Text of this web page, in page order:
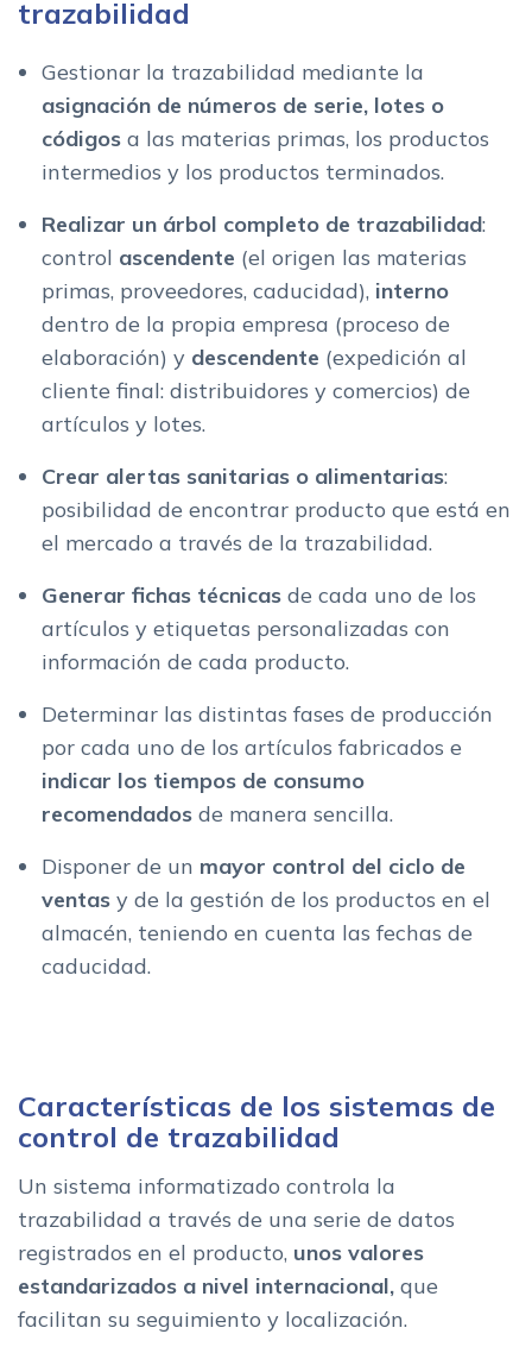
trazabilidad
Gestionar la trazabilidad mediante la
asignación de números de serie, lotes o
códigos a las materias primas, los productos
intermedios y los productos terminados.
Realizar un árbol completo de trazabilidad:
control ascendente (el origen las materias
primas, proveedores, caducidad), interno
dentro de la propia empresa (proceso de
elaboración) y descendente (expedición al
cliente final: distribuidores y comercios) de
artículos y lotes.
Crear alertas sanitarias o alimentarias:
posibilidad de encontrar producto que está en
el mercado a través de la trazabilidad.
Generar fichas técnicas de cada uno de los
artículos y etiquetas personalizadas con
información de cada producto.
Determinar las distintas fases de producción
por cada uno de los artículos fabricados e
indicar los tiempos de consumo
recomendados de manera sencilla.
Disponer de un mayor control del ciclo de
ventas y de la gestión de los productos en el
almacén, teniendo en cuenta las fechas de
caducidad.
Características de los sistemas de
control de trazabilidad
Un sistema informatizado controla la
trazabilidad a través de una serie de datos
registrados en el producto, unos valores
estandarizados a nivel internacional, que
facilitan su seguimiento y localización.